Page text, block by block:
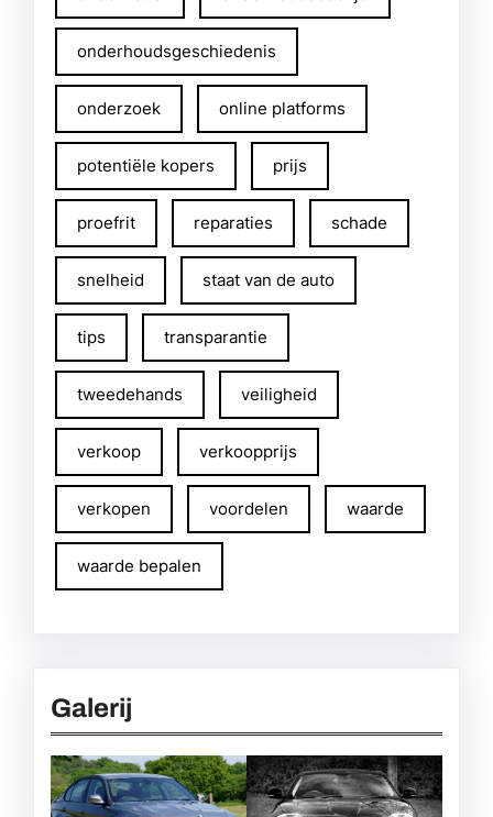
onderhoudsgeschiedenis
onderzoek online platforms
potentiële kopers prijs
proefrit reparaties schade
snelheid staat van de auto
tips transparantie
tweedehands veiligheid
verkoop verkoopprijs
verkopen voordelen waarde
waarde bepalen
Galerij